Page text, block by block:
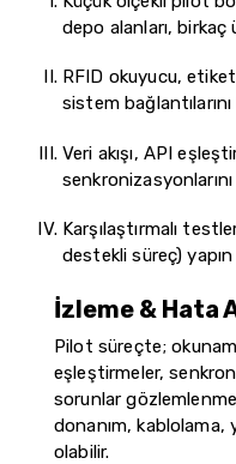
depo alanları, birkaç
RFID okuyucu,
sistem
Veri akışı, API
Karşılaştırmalı
destekli süreç) yapın
İzleme & Hata
Pilot süreçte;
eşleştirmeler,
sorunlar
donanım, kablolama,
olabilir.